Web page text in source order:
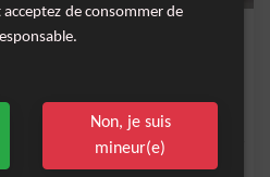
jus de fraise
de consommer de
Non, je suis
mineur(e)